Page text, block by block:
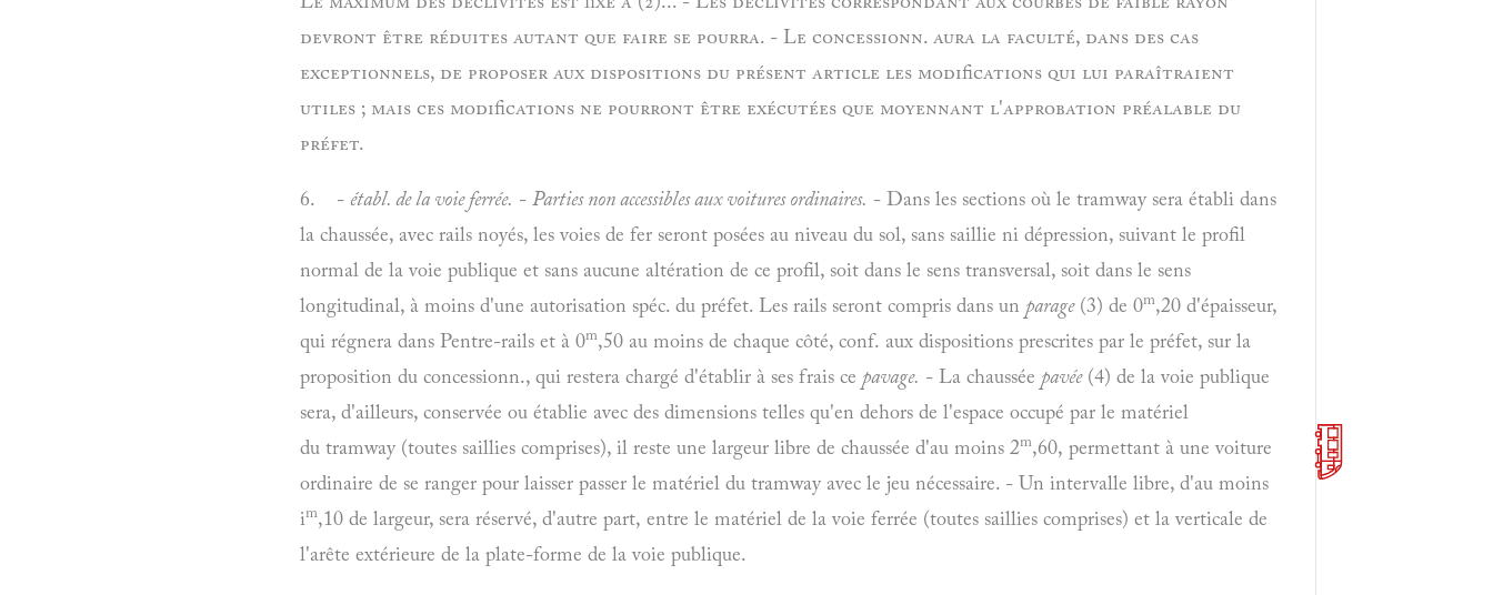
devront être réduites autant que faire se pourra. - Le concessionn. aura la faculté, dans des cas
exceptionnels, de proposer aux dispositions du présent article les modifications qui lui paraîtraient
utiles ; mais ces modifications ne pourront être exécutées que moyennant l'approbation préalable du
préfet.
6. - établ. de la voie ferrée. - Parties non accessibles aux voitures ordinaires. - Dans les sections où le tramway sera établi dans
la chaussée, avec rails noyés, les voies de fer seront posées au niveau du sol, sans saillie ni dépression, suivant le profil
normal de la voie publique et sans aucune altération de ce profil, soit dans le sens transversal, soit dans le sens
longitudinal, à moins d'une autorisation spéc. du préfet. Les rails seront compris dans un parage(3) de 0m,20 d'épaisseur,
qui régnera dans Pentre-rails et à 0m,50 au moins de chaque côté, conf. aux dispositions prescrites par le préfet, sur la
proposition du concessionn., qui restera chargé d'établir à ses frais ce pavage. - La chaussée pavée(4) de la voie publique
sera, d'ailleurs, conservée ou établie avec des dimensions telles qu'en dehors de l'espace occupé par le matériel
du tramway (toutes saillies comprises), il reste une largeur libre de chaussée d'au moins 2m,60, permettant à une voiture
ordinaire de se ranger pour laisser passer le matériel du tramway avec le jeu nécessaire. - Un intervalle libre, d'au moins
im,10 de largeur, sera réservé, d'autre part, entre le matériel de la voie ferrée (toutes saillies comprises) et la verticale de
l'arête extérieure de la plate-forme de la voie publique.